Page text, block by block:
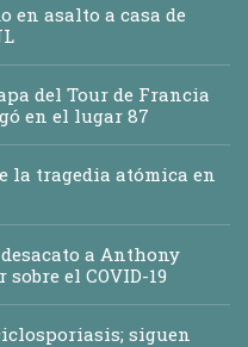
en asalto a casa de
del Tour de Francia
en el lugar 87
la tragedia atómica en
a Anthony
el COVID-19
siguen